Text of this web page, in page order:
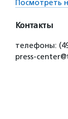
Посмотреть
Контакты
телефоны:
press-